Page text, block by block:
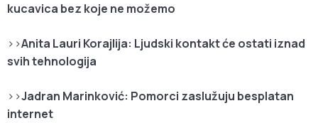
kucavica bez koje ne možemo
>>Anita Lauri Korajlija: Ljudski kontakt će ostati iznad
svih tehnologija
>>Jadran Marinković: Pomorci zaslužuju besplatan
internet